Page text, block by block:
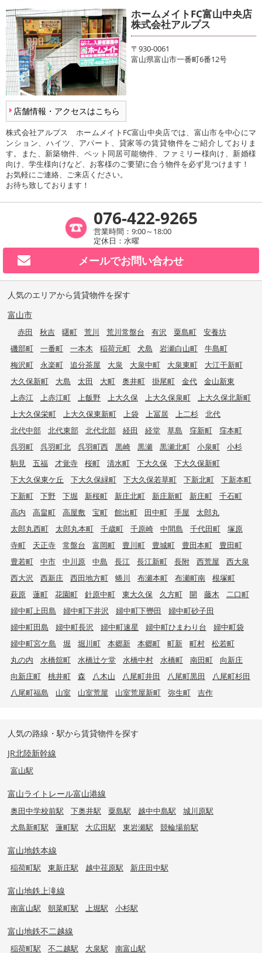
店舗情報・アクセスはこちら
ホームメイトFC富山中央店
株式会社アルプス
〒930-0061
富山県富山市一番町6番12号
株式会社アルプス ホームメイトFC富山中央店では、富山市を中心にマ
ンション、ハイツ、アパート、貸家等の賃貸物件をご紹介しておりま
す。また、新築物件、ペット同居可能物件、ファミリー様向け、新婚様
向け、学生様向けなど、お客様のご要望に合う物件を必ず見つけます！
お気軽にご連絡、ご来店ください。
お待ち致しております！
076-422-9265
営業時間：9:00～18:00
定休日：水曜
メールでお問い合わせ
人気のエリアから賃貸物件を探す
富山市
赤田 秋吉 曙町 荒川 荒川常盤台 有沢 粟島町
安養坊
磯部町
一番町 一本木 稲荷元町 犬島 岩瀬白山町
牛島町
梅沢町
永楽町 追分茶屋 大泉 大泉中町 大泉東町
大江干新町
大久保新町
大島 太田 大町 奥井町 掛尾町 金代
金山新東
上赤江
上赤江町 上飯野 上大久保 上大久保泉町
上大久保北新町
上大久保栄町
上大久保東新町 上袋 上冨居 上二杉
北代
北代中部
北代東部 北代北部 経田 経堂 草島 窪新町
窪本町
呉羽町
呉羽町北 呉羽町西 黒崎 黒瀬 黒瀬北町 小泉町
小杉
駒見
五福 才覚寺 桜町 清水町 下大久保
下大久保新町
下大久保東ケ丘
下大久保緑町 下大久保若草町 下新北町
下新本町
下新町
下野 下堀 新桜町 新庄北町 新庄新町 新庄町
千石町
高内
高畠町 高屋敷 宝町 館出町 田中町 手屋
太郎丸
太郎丸西町
太郎丸本町 千歳町 千原崎 中間島 千代田町
塚原
寺町
天正寺 常盤台 富岡町 豊川町 豊城町 豊田本町
豊田町
豊若町
中市 中川原 中島 長江 長江新町 長附 西荒屋
西大泉
西大沢
西新庄 西田地方町 蜷川 布瀬本町 布瀬町南
根塚町
萩原
蓮町 花園町 針原中町 東大久保 久方町 開 藤木
二口町
婦中町上田島
婦中町下井沢 婦中町下轡田
婦中町砂子田
婦中町田島
婦中町長沢 婦中町速星 婦中町ひまわり台
婦中町袋
婦中町宮ケ島
堀 堀川町 本郷新 本郷町 町新 町村
松若町
丸の内
水橋舘町 水橋辻ケ堂 水橋中村 水橋町 南田町
向新庄
向新庄町
桃井町 森 八木山 八尾町井田 八尾町黒田
八尾町杉田
八尾町福島
山室 山室荒屋 山室荒屋新町 弥生町 吉作
人気の路線・駅から賃貸物件を探す
JR北陸新幹線
富山駅
富山ライトレール富山港線
奥田中学校前駅 下奥井駅 粟島駅 越中中島駅
城川原駅
犬島新町駅
蓮町駅 大広田駅 東岩瀬駅 競輪場前駅
富山地鉄本線
稲荷町駅 東新庄駅 越中荏原駅 新庄田中駅
富山地鉄上滝線
南富山駅 朝菜町駅 上堀駅 小杉駅
富山地鉄不二越線
稲荷町駅 不二越駅 大泉駅 南富山駅